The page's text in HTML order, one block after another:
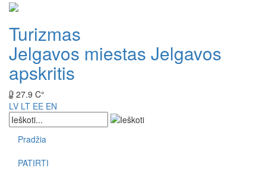
Turizmas
Jelgavos miestas Jelgavos
apskritis
27.9 C°
LV LT EE EN
Pradžia
PATIRTI